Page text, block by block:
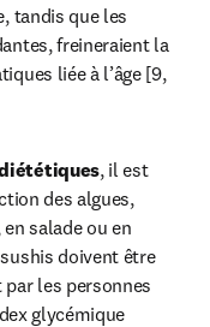
tandis que les
freineraient la
liée à l’âge [9,
, il est
des algues,
salade ou en
doivent être
les personnes
glycémique